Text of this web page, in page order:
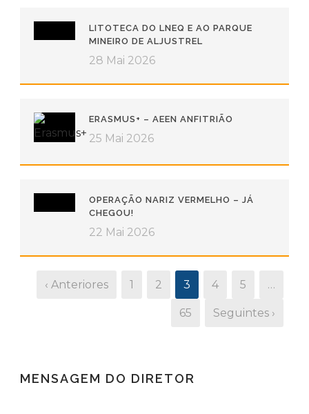
LITOTECA DO LNEQ E AO PARQUE
MINEIRO DE ALJUSTREL
28 Mai 2026
ERASMUS+ – AEEN ANFITRIÃO
25 Mai 2026
OPERAÇÃO NARIZ VERMELHO – JÁ
CHEGOU!
22 Mai 2026
‹ Anteriores 1 2 3 4 5 …
65 Seguintes ›
MENSAGEM DO DIRETOR